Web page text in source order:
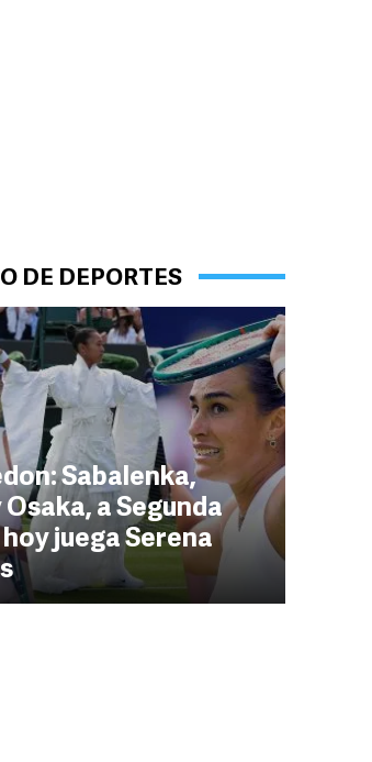
DE DEPORTES
Sabalenka,
a Segunda
hoy juega Serena